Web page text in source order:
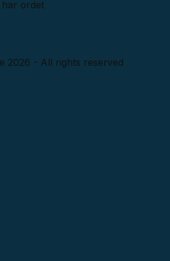
har ordet
2026 - All rights reserved